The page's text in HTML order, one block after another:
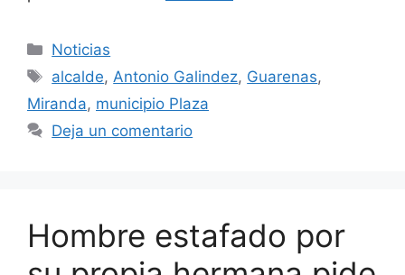
Noticias
alcalde, Antonio Galindez, Guarenas,
Miranda, municipio Plaza
Deja un comentario
Hombre estafado por